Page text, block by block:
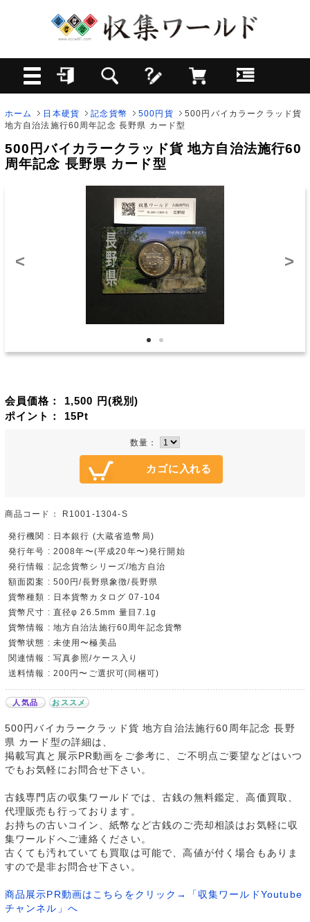
ホーム 日本硬貨 記念貨幣 500円貨
500円バイカラークラッド貨
地方自治法施行60周年記念 長野県 カード型
500円バイカラークラッド貨 地方自治法施行60
周年記念 長野県 カード型
< >
会員価格： 1,500 円(税別)
ポイント： 15Pt
数量：
商品コード： R1001-1304-S
発行機関 : 日本銀行 (大蔵省造幣局)
発行年号 : 2008年〜(平成20年〜)発行開始
発行情報 : 記念貨幣シリーズ/地方自治
額面図案 : 500円/長野県象徴/長野県
貨幣種類 : 日本貨幣カタログ 07-104
貨幣尺寸 : 直径φ 26.5mm 量目7.1g
貨幣情報 : 地方自治法施行60周年記念貨幣
貨幣状態 : 未使用〜極美品
関連情報 : 写真参照/ケース入り
送料情報 : 200円〜ご選択可(同梱可)
人気品 おススメ
500円バイカラークラッド貨 地方自治法施行60周年記念 長野
県 カード型の詳細は、
掲載写真と展示PR動画をご参考に、ご不明点ご要望などはいつ
でもお気軽にお問合せ下さい。
古銭専門店の収集ワールドでは、古銭の無料鑑定、高価買取、
代理販売も行っております。
お持ちの古いコイン、紙幣など古銭のご売却相談はお気軽に収
集ワールドへご連絡ください。
古くても汚れていても買取は可能で、高値が付く場合もありま
すので是非お問合せ下さい。
商品展示PR動画はこちらをクリック→「収集ワールドYoutube
チャンネル」へ